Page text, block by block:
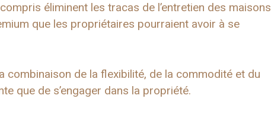
éliminent les tracas de l’entretien des maisons
que les propriétaires pourraient avoir à se
combinaison de la flexibilité, de la commodité et du
que de s’engager dans la propriété.